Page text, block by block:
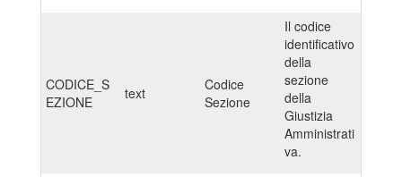
CODICE_S
EZIONE
text
Codice
Sezione
Il codice
identificativo
della
sezione
della
Giustizia
Amministrati
va.